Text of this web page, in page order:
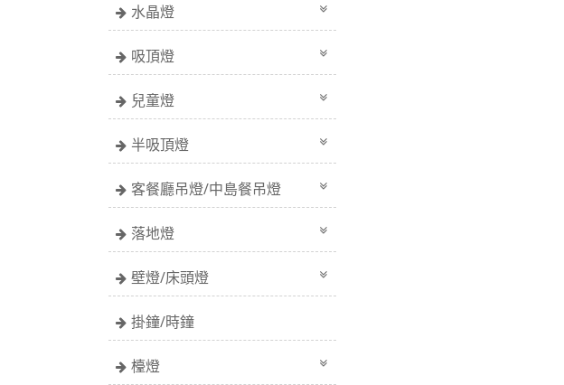
水晶燈
吸頂燈
兒童燈
半吸頂燈
客餐廳吊燈/中島餐吊燈
落地燈
壁燈/床頭燈
掛鐘/時鐘
檯燈